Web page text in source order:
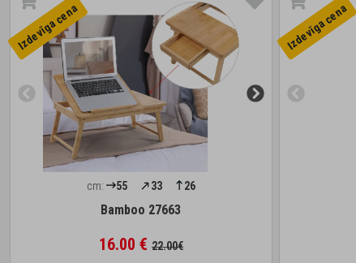
Izdevīga cena
cm: 55 33 26
Bamboo 27663
16.00 € 22.00€
Izdevīga cena